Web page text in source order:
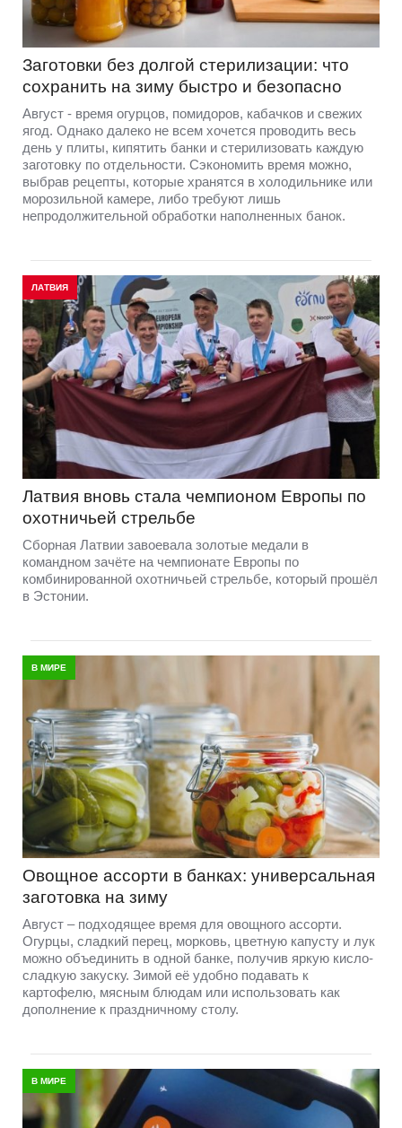
Заготовки без долгой стерилизации: что
сохранить на зиму быстро и безопасно
Август - время огурцов, помидоров, кабачков и свежих
ягод. Однако далеко не всем хочется проводить весь
день у плиты, кипятить банки и стерилизовать каждую
заготовку по отдельности. Сэкономить время можно,
выбрав рецепты, которые хранятся в холодильнике или
морозильной камере, либо требуют лишь
непродолжительной обработки наполненных банок.
ЛАТВИЯ
Латвия вновь стала чемпионом Европы по
охотничьей стрельбе
Сборная Латвии завоевала золотые медали в
командном зачёте на чемпионате Европы по
комбинированной охотничьей стрельбе, который прошёл
в Эстонии.
В МИРЕ
Овощное ассорти в банках: универсальная
заготовка на зиму
Август – подходящее время для овощного ассорти.
Огурцы, сладкий перец, морковь, цветную капусту и лук
можно объединить в одной банке, получив яркую кисло-
сладкую закуску. Зимой её удобно подавать к
картофелю, мясным блюдам или использовать как
дополнение к праздничному столу.
В МИРЕ